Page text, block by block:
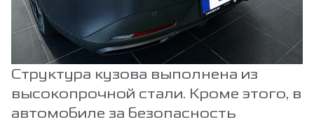
Структура кузова выполнена из
высокопрочной стали. Кроме этого, в
автомобиле за безопасность